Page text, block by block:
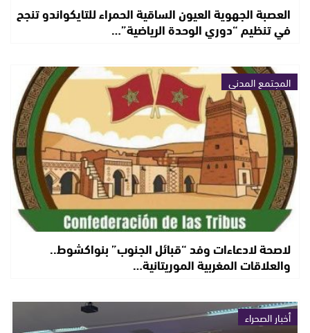
العصبة الجهوية العيون الساقية الحمراء للتايكواندو تنجح
في تنظيم “دوري الوحدة الرياضية”…
المجتمع المدني
لاصحة لادعاءات وفد “قبائل الجنوب” بنواكشوط..
والعلاقات المغربية الموريتانية…
أخبار الصحراء